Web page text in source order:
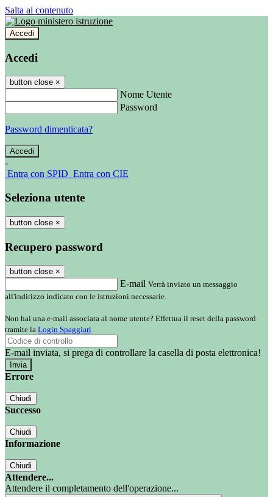
Salta al contenuto
Accedi
Accedi
button close ×
Nome Utente
Password
Password dimenticata?
-
Entra con SPID Entra con CIE
Seleziona utente
button close ×
Recupero password
button close ×
E-mail Verrà inviato un messaggio
all'indirizzo indicato con le istruzioni necessarie.
Non hai una e-mail associata al nome utente? Effettua il reset della password
tramite la Login Spaggiari
E-mail inviata, si prega di controllare la casella di posta elettronica!
Errore
Chiudi
Successo
Chiudi
Informazione
Chiudi
Attendere...
Attendere il completamento dell'operazione...